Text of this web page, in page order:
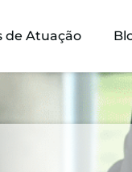
de Atuação